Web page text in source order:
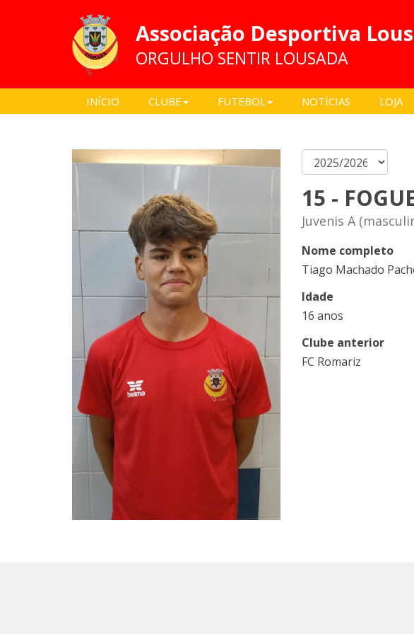
Associação Desportiva
ORGULHO SENTIR LOUSADA
INÍCIO CLUBE FUTEBOL NOTÍCIAS LOJA
15 -
Juvenis A
Nome completo
Tiago Machado
Idade
16 anos
Clube anterior
FC Romariz